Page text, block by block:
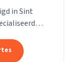
in Sint
uit het...